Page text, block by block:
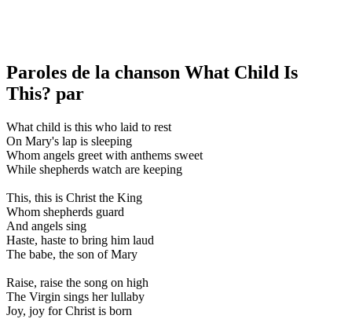
Paroles de la chanson What Child Is
This? par
What child is this who laid to rest
On Mary's lap is sleeping
Whom angels greet with anthems sweet
While shepherds watch are keeping
This, this is Christ the King
Whom shepherds guard
And angels sing
Haste, haste to bring him laud
The babe, the son of Mary
Raise, raise the song on high
The Virgin sings her lullaby
Joy, joy for Christ is born